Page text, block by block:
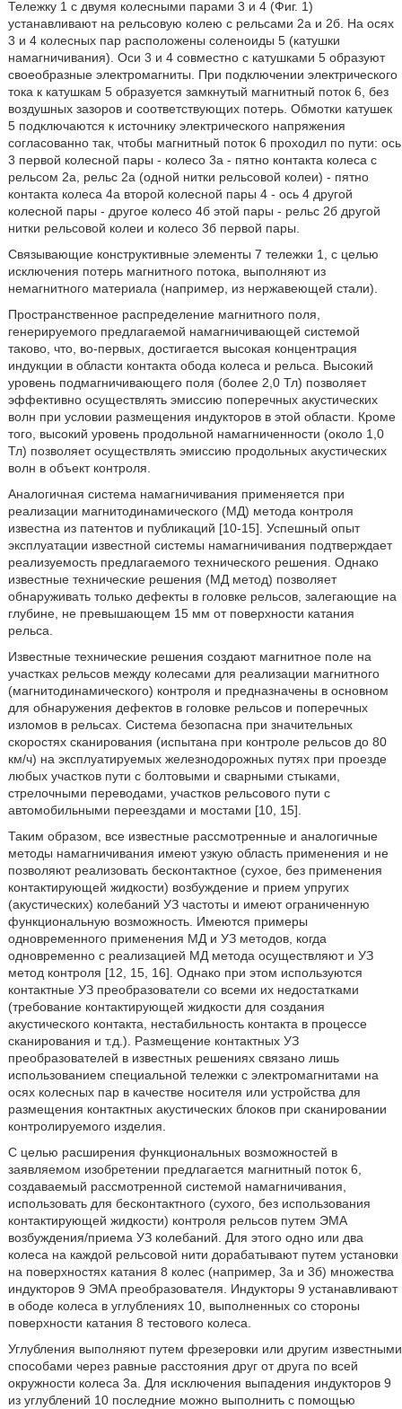
Тележку 1 с двумя колесными парами 3 и 4 (Фиг. 1)
устанавливают на рельсовую колею с рельсами 2а и 2б. На осях
3 и 4 колесных пар расположены соленоиды 5 (катушки
намагничивания). Оси 3 и 4 совместно с катушками 5 образуют
своеобразные электромагниты. При подключении электрического
тока к катушкам 5 образуется замкнутый магнитный поток 6, без
воздушных зазоров и соответствующих потерь. Обмотки катушек
5 подключаются к источнику электрического напряжения
согласованно так, чтобы магнитный поток 6 проходил по пути: ось
3 первой колесной пары - колесо 3а - пятно контакта колеса с
рельсом 2а, рельс 2а (одной нитки рельсовой колеи) - пятно
контакта колеса 4а второй колесной пары 4 - ось 4 другой
колесной пары - другое колесо 4б этой пары - рельс 2б другой
нитки рельсовой колеи и колесо 3б первой пары.
Связывающие конструктивные элементы 7 тележки 1, с целью
исключения потерь магнитного потока, выполняют из
немагнитного материала (например, из нержавеющей стали).
Пространственное распределение магнитного поля,
генерируемого предлагаемой намагничивающей системой
таково, что, во-первых, достигается высокая концентрация
индукции в области контакта обода колеса и рельса. Высокий
уровень подмагничивающего поля (более 2,0 Тл) позволяет
эффективно осуществлять эмиссию поперечных акустических
волн при условии размещения индукторов в этой области. Кроме
того, высокий уровень продольной намагниченности (около 1,0
Тл) позволяет осуществлять эмиссию продольных акустических
волн в объект контроля.
Аналогичная система намагничивания применяется при
реализации магнитодинамического (МД) метода контроля
известна из патентов и публикаций [10-15]. Успешный опыт
эксплуатации известной системы намагничивания подтверждает
реализуемость предлагаемого технического решения. Однако
известные технические решения (МД метод) позволяет
обнаруживать только дефекты в головке рельсов, залегающие на
глубине, не превышающем 15 мм от поверхности катания
рельса.
Известные технические решения создают магнитное поле на
участках рельсов между колесами для реализации магнитного
(магнитодинамического) контроля и предназначены в основном
для обнаружения дефектов в головке рельсов и поперечных
изломов в рельсах. Система безопасна при значительных
скоростях сканирования (испытана при контроле рельсов до 80
км/ч) на эксплуатируемых железнодорожных путях при проезде
любых участков пути с болтовыми и сварными стыками,
стрелочными переводами, участков рельсового пути с
автомобильными переездами и мостами [10, 15].
Таким образом, все известные рассмотренные и аналогичные
методы намагничивания имеют узкую область применения и не
позволяют реализовать бесконтактное (сухое, без применения
контактирующей жидкости) возбуждение и прием упругих
(акустических) колебаний УЗ частоты и имеют ограниченную
функциональную возможность. Имеются примеры
одновременного применения МД и УЗ методов, когда
одновременно с реализацией МД метода осуществляют и УЗ
метод контроля [12, 15, 16]. Однако при этом используются
контактные УЗ преобразователи со всеми их недостатками
(требование контактирующей жидкости для создания
акустического контакта, нестабильность контакта в процессе
сканирования и т.д.). Размещение контактных УЗ
преобразователей в известных решениях связано лишь
использованием специальной тележки с электромагнитами на
осях колесных пар в качестве носителя или устройства для
размещения контактных акустических блоков при сканировании
контролируемого изделия.
С целью расширения функциональных возможностей в
заявляемом изобретении предлагается магнитный поток 6,
создаваемый рассмотренной системой намагничивания,
использовать для бесконтактного (сухого, без использования
контактирующей жидкости) контроля рельсов путем ЭМА
возбуждения/приема УЗ колебаний. Для этого одно или два
колеса на каждой рельсовой нити дорабатывают путем установки
на поверхностях катания 8 колес (например, 3а и 3б) множества
индукторов 9 ЭМА преобразователя. Индукторы 9 устанавливают
в ободе колеса в углублениях 10, выполненных со стороны
поверхности катания 8 тестового колеса.
Углубления выполняют путем фрезеровки или другим известными
способами через равные расстояния друг от друга по всей
окружности колеса 3а. Для исключения выпадения индукторов 9
из углублений 10 последние можно выполнить с помощью